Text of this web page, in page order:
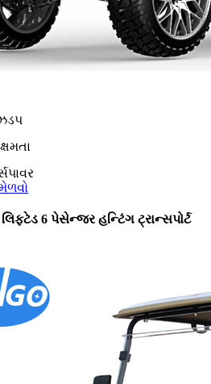
6 પેસેન્જર હન્ટિંગ ટ્રાન્સપોર્ટ